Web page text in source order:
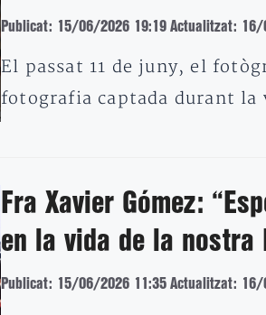
Publicat: 15/06/2026 19:19 Actualitzat: 16/
El passat 11 de juny, el
fotografia captada durant la
Fra Xavier Gómez:
en la vida de la nostra
Publicat: 15/06/2026 11:35 Actualitzat: 16/